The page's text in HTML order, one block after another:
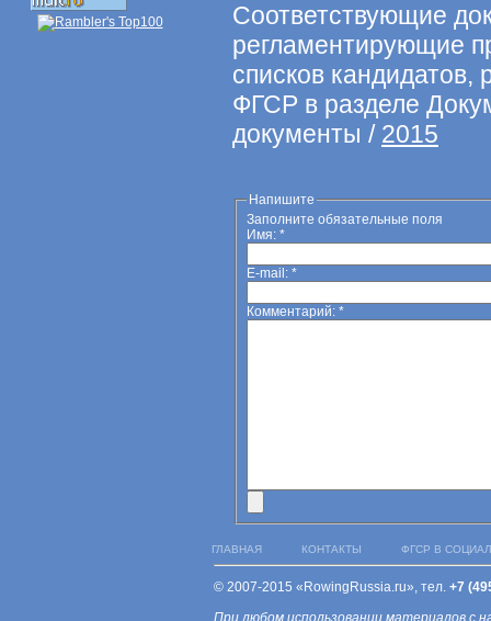
Соответствующие
регламентирующие
списков
ФГСР в разделе
документы / 2015
Напишите
Заполните обязательные поля
Имя: *
E-mail: *
Комментарий: *
ГЛАВНАЯ КОНТАКТЫ ФГСР В
© 2007-2015 «RowingRussia.ru», тел. +7
При любом использовании материалов с